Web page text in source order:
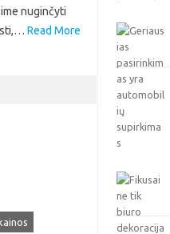
nuginčyti
Read More